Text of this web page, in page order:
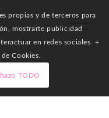
propias y de terceros para
mostrarte publicidad
en redes sociales. +
Cookies.
TODO